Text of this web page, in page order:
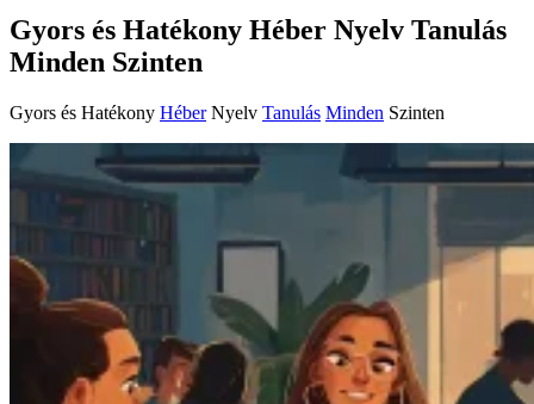
Gyors és Hatékony Héber Nyelv Tanulás
Minden Szinten
Gyors és Hatékony HéberNyelv Tanulás Minden Szinten